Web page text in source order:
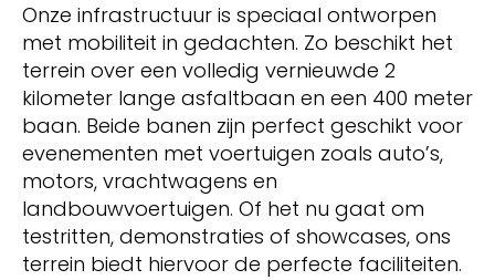
Onze infrastructuur is speciaal ontworpen
met mobiliteit in gedachten. Zo beschikt het
terrein over een volledig vernieuwde 2
kilometer lange asfaltbaan en een 400 meter
baan. Beide banen zijn perfect geschikt voor
evenementen met voertuigen zoals auto’s,
motors, vrachtwagens en
landbouwvoertuigen. Of het nu gaat om
testritten, demonstraties of showcases, ons
terrein biedt hiervoor de perfecte faciliteiten.